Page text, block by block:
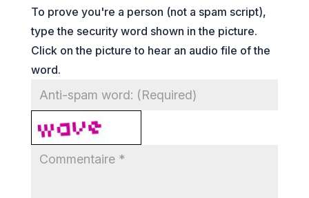
To prove you're a person (not a spam script),
type the security word shown in the picture.
Click on the picture to hear an audio file of the
word.